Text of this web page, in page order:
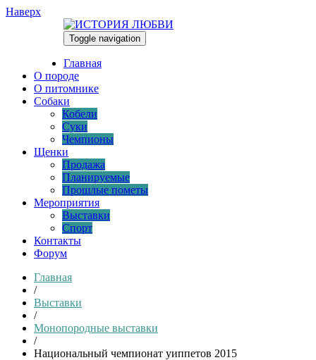
Наверх
Toggle navigation
Главная
О породе
О питомнике
Собаки
Кобели
Суки
Чемпионы
Щенки
Продажа
Планируемые
Прошлые пометы
Мероприятия
Выставки
Спорт
Контакты
Форум
Главная
/
Выставки
/
Монопородные выставки
/
Национальный чемпионат уиппетов 2015